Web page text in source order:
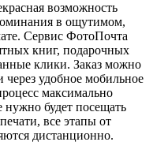
возможность
в ощутимом,
Сервис ФотоПочта
книг, подарочных
клики. Заказ можно
удобное мобильное
максимально
будет посещать
все этапы от
дистанционно.